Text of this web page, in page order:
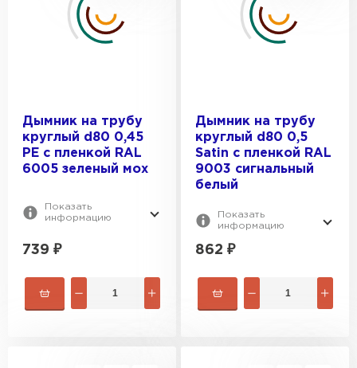
Дымник на трубу
круглый d80 0,45
PE с пленкой RAL
6005 зеленый мох
Показать
информацию
739 ₽
Дымник на трубу
круглый d80 0,5
Satin с пленкой RAL
9003 сигнальный
белый
Показать
информацию
862 ₽
ПЕРЕЙТИ